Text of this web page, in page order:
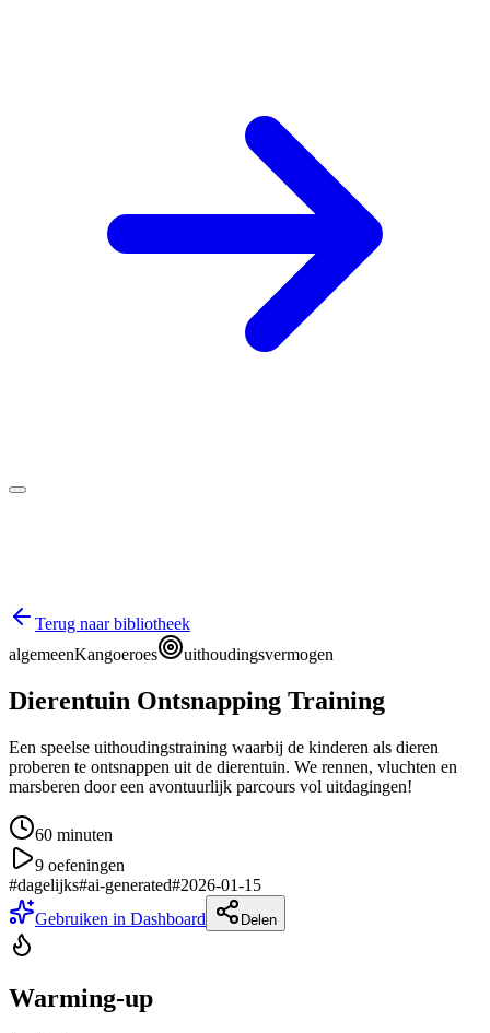
Terug naar bibliotheek
algemeenKangoeroes uithoudingsvermogen
Dierentuin Ontsnapping Training
Een speelse uithoudingstraining waarbij de kinderen als dieren
proberen te ontsnappen uit de dierentuin. We rennen, vluchten en
marsberen door een avontuurlijk parcours vol uitdagingen!
60 minuten
9 oefeningen
#dagelijks#ai-generated#2026-01-15
Gebruiken in Dashboard
Delen
Warming-up